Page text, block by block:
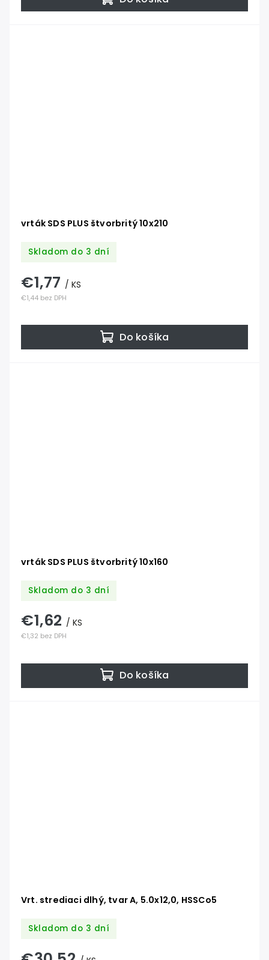
vrták SDS PLUS štvorbritý 10x210
Skladom do 3 dní
€1,44 bez DPH
€1,77 / KS
Do košíka
vrták SDS PLUS štvorbritý 10x160
Skladom do 3 dní
€1,32 bez DPH
€1,62 / KS
Do košíka
Vrt. strediaci dlhý, tvar A, 5.0x12,0, HSSCo5
Skladom do 3 dní